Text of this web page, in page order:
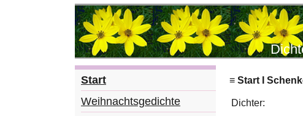
Start
Weihnachtsgedichte
≡ Start I
Dichter: